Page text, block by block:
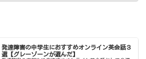
発達障害の中学生におすすめオンライン英会話３
選【グレーゾーンが選んだ】